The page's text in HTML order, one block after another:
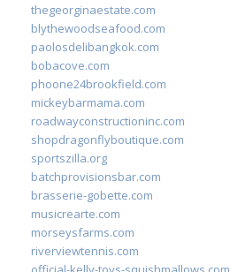
thegeorginaestate.com
blythewoodseafood.com
paolosdelibangkok.com
bobacove.com
phoone24brookfield.com
mickeybarmama.com
roadwayconstructioninc.com
shopdragonflyboutique.com
sportszilla.org
batchprovisionsbar.com
brasserie-gobette.com
musicrearte.com
morseysfarms.com
riverviewtennis.com